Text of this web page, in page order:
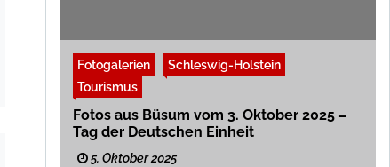
Fotogalerien
Schleswig-Holstein
Tourismus
Fotos aus Büsum vom 3. Oktober 2025 –
Tag der Deutschen Einheit
5. Oktober 2025